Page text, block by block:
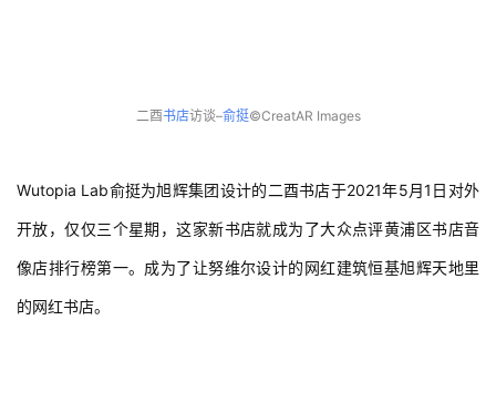
二酉书店访谈–俞挺©CreatAR Images
Wutopia Lab俞挺为旭辉集团设计的二酉书店于2021年5月1日对外
开放，仅仅三个星期，这家新书店就成为了大众点评黄浦区书店音
像店排行榜第一。成为了让努维尔设计的网红建筑恒基旭辉天地里
的网红书店。